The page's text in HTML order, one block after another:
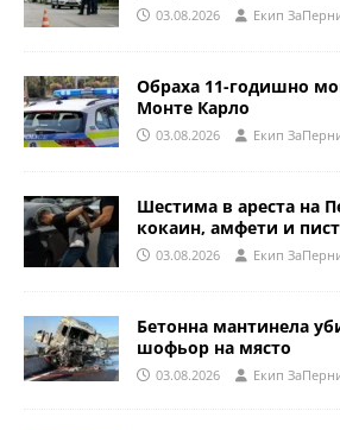
03.08.2026 Eкип
Обраха 11-годишно
Монте Карло
03.08.2026 Eкип
Шестима в ареста на
кокаин, амфети и
03.08.2026 Eкип
Бетонна мантинела
шофьор на място
03.08.2026 Eкип